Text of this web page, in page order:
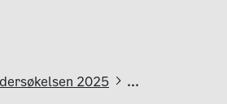
2025 ...